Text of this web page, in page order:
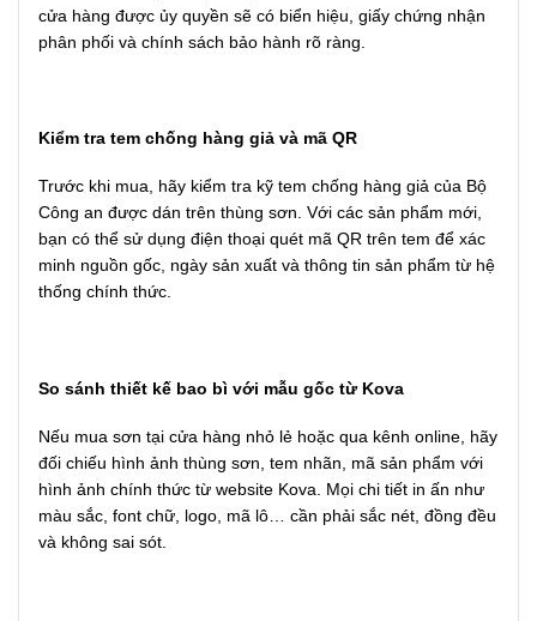
cửa hàng được ủy quyền sẽ có biển hiệu, giấy chứng nhận
phân phối và chính sách bảo hành rõ ràng.
Kiểm tra tem chống hàng giả và mã QR
Trước khi mua, hãy kiểm tra kỹ tem chống hàng giả của Bộ
Công an được dán trên thùng sơn. Với các sản phẩm mới,
bạn có thể sử dụng điện thoại quét mã QR trên tem để xác
minh nguồn gốc, ngày sản xuất và thông tin sản phẩm từ hệ
thống chính thức.
So sánh thiết kế bao bì với mẫu gốc từ Kova
Nếu mua sơn tại cửa hàng nhỏ lẻ hoặc qua kênh online, hãy
đối chiếu hình ảnh thùng sơn, tem nhãn, mã sản phẩm với
hình ảnh chính thức từ website Kova. Mọi chi tiết in ấn như
màu sắc, font chữ, logo, mã lô… cần phải sắc nét, đồng đều
và không sai sót.